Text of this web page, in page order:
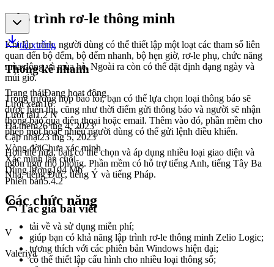
Lập trình rơ-le thông minh
Khi lập trình, người dùng có thể thiết lập một loạt các tham số liên
quan đến bộ đếm, bộ đếm nhanh, bộ hẹn giờ, rơ-le phụ, chức năng
mùa đông và mùa hè. Ngoài ra còn có thể đặt định dạng ngày và
múi giờ.
Trong trường hợp báo lỗi, bạn có thể lựa chọn loại thông báo sẽ
được hiển thị, cũng như thời điểm gửi thông báo và người sẽ nhận
thông báo qua điện thoại hoặc email. Thêm vào đó, phần mềm cho
phép một hoặc nhiều người dùng có thể gửi lệnh điều khiển.
Hơn thế nữa, bạn có thể chọn và áp dụng nhiều loại giao diện và
ngôn ngữ mô phỏng. Phần mềm có hỗ trợ tiếng Anh, tiếng Tây Ba
Nha, tiếng Đức, tiếng Ý và tiếng Pháp.
Các chức năng
tải về và sử dụng miễn phí;
giúp bạn có khả năng lập trình rơ-le thông minh Zelio Logic;
tương thích với các phiên bản Windows hiện đại;
có thể thiết lập cấu hình cho nhiều loại thông số;
tải xuống
Thống kê nhanh
Trạng tháiĐang hoạt động
Lượt xem16
Lượt tải1,2 N
Đã thêm26 thg 4, 2023
Cập nhật23 thg 5, 2023
Vòng đờiChưa xác minh
Xác minh lần cuối-
Dung lượng104 Mb
Phiên bản5.4.2
Tác giả bài viết
V
Valeriya